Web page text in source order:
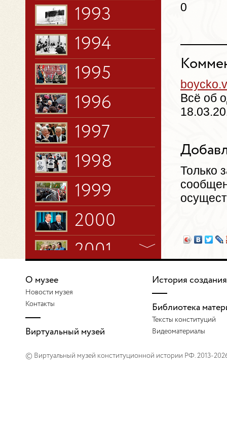
1993
1994
1995
1996
1997
1998
1999
2000
2001
2004
0
Всё об
Только
О музее
Новости музея
Контакты
Виртуальный музей
История создания
Библиотека
Тексты конституций
Видеоматериалы
© Виртуальный музей конституционной истории РФ. 2013-